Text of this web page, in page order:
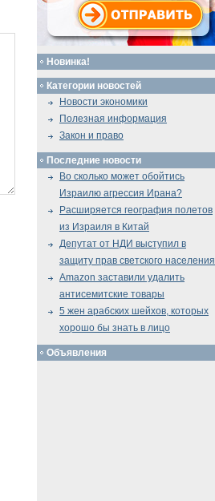
Новинка!
Категории новостей
Новости экономики
Полезная информация
Закон и право
Последние новости
Во сколько может обойтись
Израилю агрессия Ирана?
Расширяется география полетов
из Израиля в Китай
Депутат от НДИ выступил в
защиту прав светского населения
Amazon заставили удалить
антисемитские товары
5 жен арабских шейхов, которых
хорошо бы знать в лицо
Объявления